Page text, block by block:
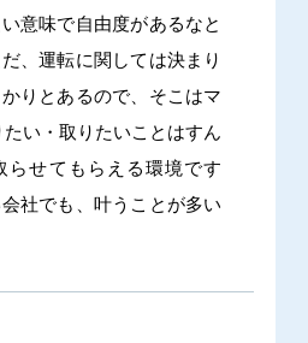
意味で自由度があるなと
、運転に関しては決まり
りとあるので、そこはマ
い・取りたいことはすん
らせてもらえる環境です
社でも、叶うことが多い